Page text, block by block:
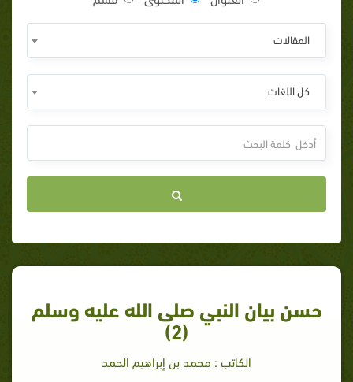
المقالات
كل اللغات
حسن بيان النبي صلى الله عليه وسلم
(2)
الكاتب : محمد بن إبراهيم الحمد